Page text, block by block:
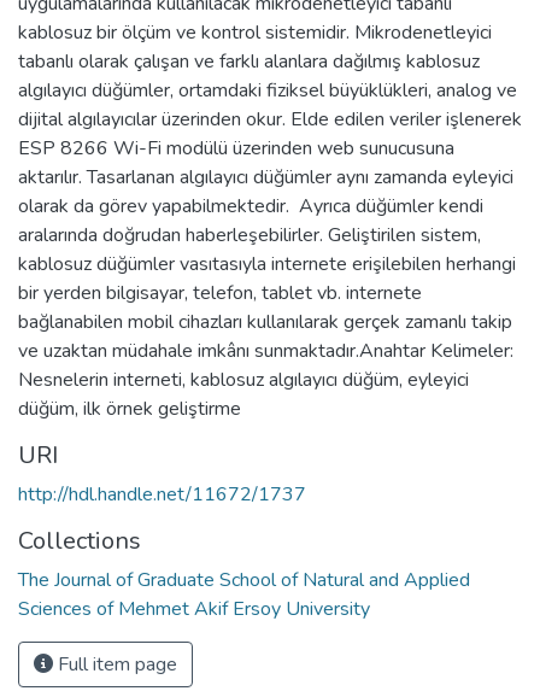
kablosuz bir ölçüm ve kontrol sistemidir. Mikrodenetleyici
tabanlı olarak çalışan ve farklı alanlara dağılmış kablosuz
algılayıcı düğümler, ortamdaki fiziksel büyüklükleri, analog ve
dijital algılayıcılar üzerinden okur. Elde edilen veriler işlenerek
ESP 8266 Wi-Fi modülü üzerinden web sunucusuna
aktarılır. Tasarlanan algılayıcı düğümler aynı zamanda eyleyici
olarak da görev yapabilmektedir. Ayrıca düğümler kendi
aralarında doğrudan haberleşebilirler. Geliştirilen sistem,
kablosuz düğümler vasıtasıyla internete erişilebilen herhangi
bir yerden bilgisayar, telefon, tablet vb. internete
bağlanabilen mobil cihazları kullanılarak gerçek zamanlı takip
ve uzaktan müdahale imkânı sunmaktadır.Anahtar Kelimeler:
Nesnelerin interneti, kablosuz algılayıcı düğüm, eyleyici
düğüm, ilk örnek geliştirme
URI
http://hdl.handle.net/11672/1737
Collections
The Journal of Graduate School of Natural and Applied
Sciences of Mehmet Akif Ersoy University
Full item page